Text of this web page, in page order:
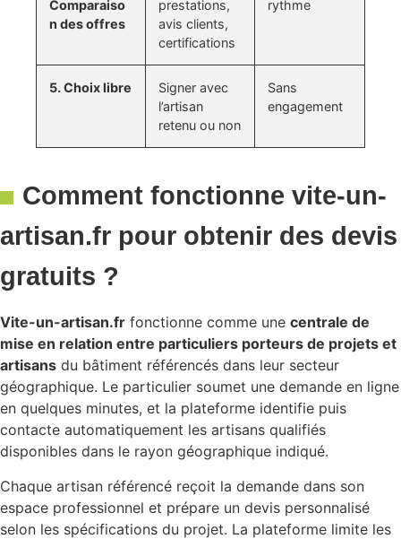
Comparaiso
n des offres
prestations,
avis clients,
certifications
rythme
5. Choix libre
Signer avec
l’artisan
retenu ou non
Sans
engagement
Comment fonctionne vite-un-
artisan.fr pour obtenir des devis
gratuits ?
Vite-un-artisan.fr fonctionne comme une centrale de
mise en relation entre particuliers porteurs de projets et
artisans du bâtiment référencés dans leur secteur
géographique. Le particulier soumet une demande en ligne
en quelques minutes, et la plateforme identifie puis
contacte automatiquement les artisans qualifiés
disponibles dans le rayon géographique indiqué.
Chaque artisan référencé reçoit la demande dans son
espace professionnel et prépare un devis personnalisé
selon les spécifications du projet. La plateforme limite les